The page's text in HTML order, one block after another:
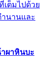
ต็มไปด้วย
นานและ
ผาหินบะ